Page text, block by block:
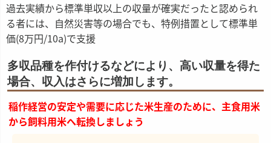
過去実績から標準単収以上の収量が確実だったと認められ
る者には、自然災害等の場合でも、特例措置として標準単
価(8万円/10a)で支援
多収品種を作付けるなどにより、高い収量を得た
場合、収入はさらに増加します。
稲作経営の安定や需要に応じた米生産のために、主食用米
から飼料用米へ転換しましょう